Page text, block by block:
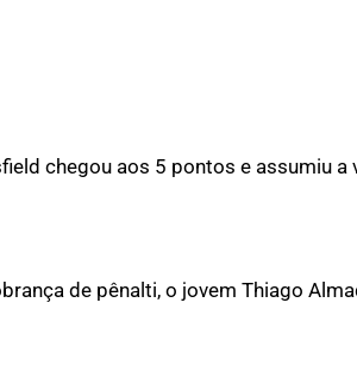
chegou aos 5 pontos e assumiu a
de pênalti, o jovem Thiago